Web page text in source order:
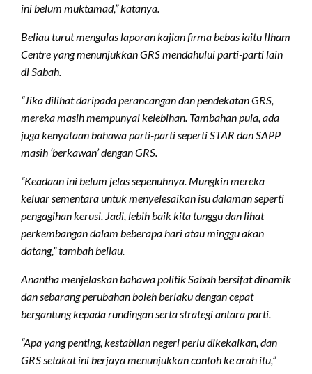
ini belum muktamad,” katanya.
Beliau turut mengulas laporan kajian firma bebas iaitu Ilham
Centre yang menunjukkan GRS mendahului parti-parti lain
di Sabah.
“Jika dilihat daripada perancangan dan pendekatan GRS,
mereka masih mempunyai kelebihan. Tambahan pula, ada
juga kenyataan bahawa parti-parti seperti STAR dan SAPP
masih ‘berkawan’ dengan GRS.
“Keadaan ini belum jelas sepenuhnya. Mungkin mereka
keluar sementara untuk menyelesaikan isu dalaman seperti
pengagihan kerusi. Jadi, lebih baik kita tunggu dan lihat
perkembangan dalam beberapa hari atau minggu akan
datang,” tambah beliau.
Anantha menjelaskan bahawa politik Sabah bersifat dinamik
dan sebarang perubahan boleh berlaku dengan cepat
bergantung kepada rundingan serta strategi antara parti.
“Apa yang penting, kestabilan negeri perlu dikekalkan, dan
GRS setakat ini berjaya menunjukkan contoh ke arah itu,”